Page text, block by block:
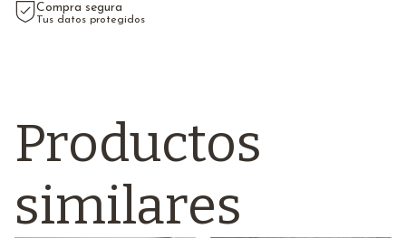
Compra segura
Tus datos protegidos
Productos
similares